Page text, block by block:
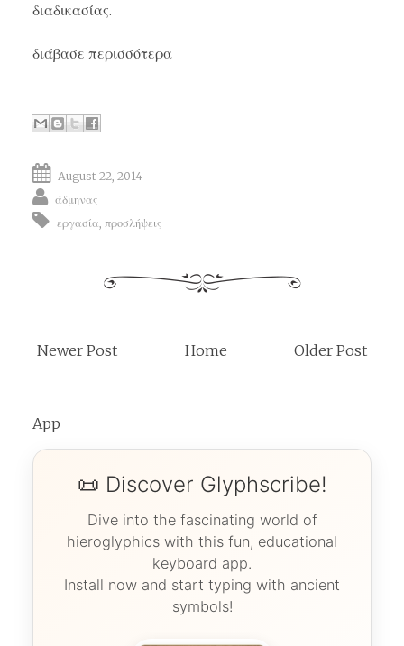
διαδικασίας.
διάβασε περισσότερα
August 22, 2014
άδμηνας
εργασία, προσλήψεις
Newer Post Older Post
Home
App
📜 Discover Glyphscribe!
Dive into the fascinating world of
hieroglyphics with this fun, educational
keyboard app.
Install now and start typing with ancient
symbols!